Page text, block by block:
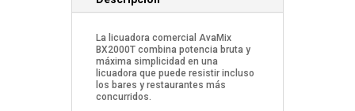
La licuadora comercial AvaMix
BX2000T combina potencia bruta y
máxima simplicidad en una
licuadora que puede resistir incluso
los bares y restaurantes más
concurridos.